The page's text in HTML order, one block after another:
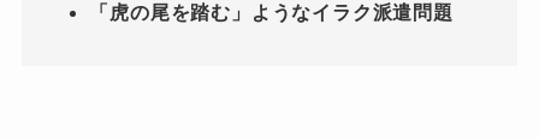
「虎の尾を踏む」ようなイラク派遣問題